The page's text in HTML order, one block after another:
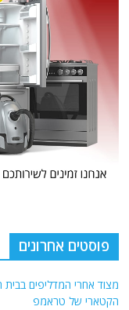
פוסטים אחרונים
הקטארי של טראמפ